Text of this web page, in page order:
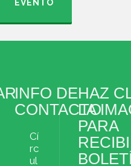
EVENTO
INFO DE
CONTACTO
Cí
rc
ul
HAZ
LA
PARA